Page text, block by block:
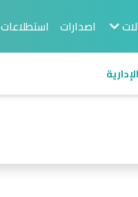
اصدارات استطلاعات